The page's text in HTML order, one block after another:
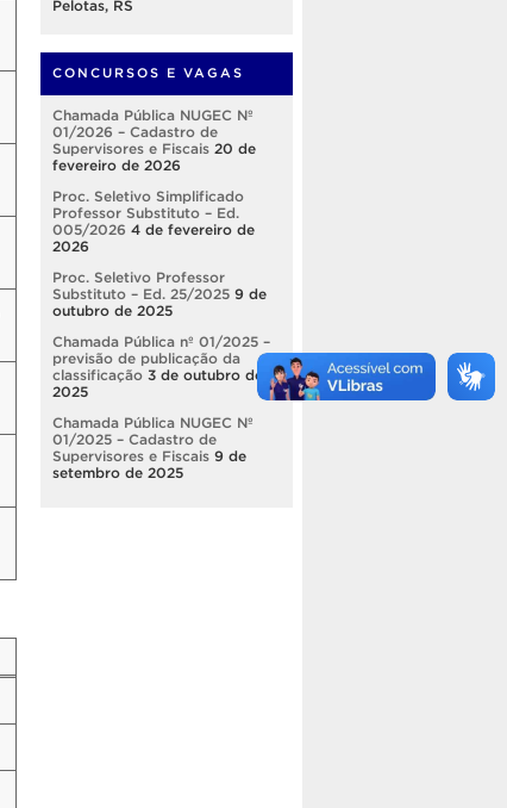
Pelotas, RS
CONCURSOS E VAGAS
Chamada Pública NUGEC Nº
01/2026 – Cadastro de
Supervisores e Fiscais 20 de
fevereiro de 2026
Proc. Seletivo Simplificado
Professor Substituto – Ed.
005/2026 4 de fevereiro de
2026
Proc. Seletivo Professor
Substituto – Ed. 25/2025 9 de
outubro de 2025
Chamada Pública nº 01/2025 –
previsão de publicação da
classificação 3 de outubro de
2025
Chamada Pública NUGEC Nº
01/2025 – Cadastro de
Supervisores e Fiscais 9 de
setembro de 2025